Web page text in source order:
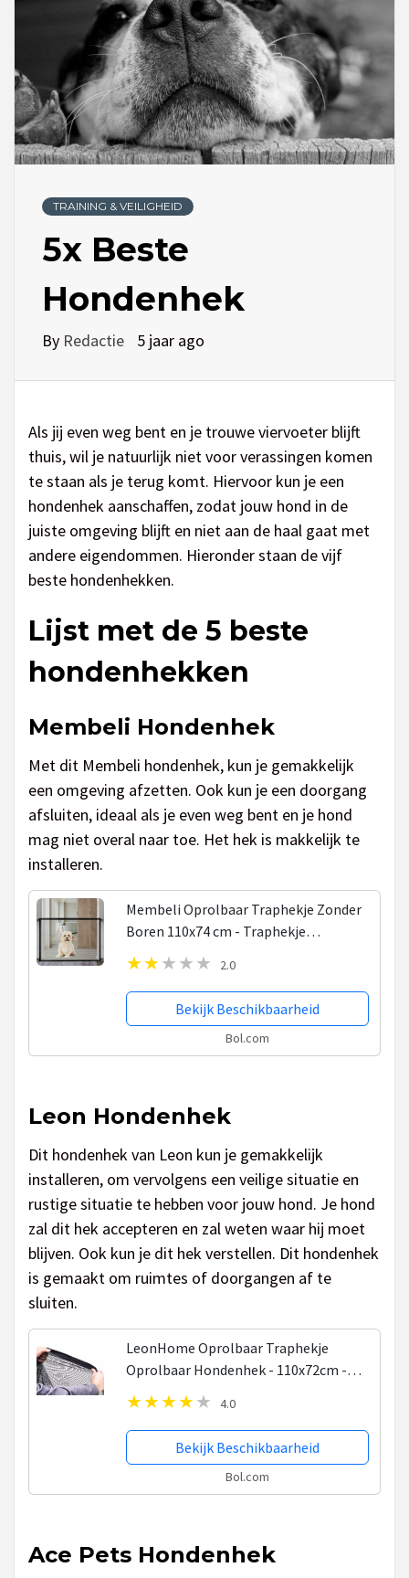
TRAINING & VEILIGHEID
5x Beste
Hondenhek
By Redactie 5 jaar ago
Als jij even weg bent en je trouwe viervoeter blijft
thuis, wil je natuurlijk niet voor verassingen komen
te staan als je terug komt. Hiervoor kun je een
hondenhek aanschaffen, zodat jouw hond in de
juiste omgeving blijft en niet aan de haal gaat met
andere eigendommen. Hieronder staan de vijf
beste hondenhekken.
Lijst met de 5 beste
hondenhekken
Membeli Hondenhek
Met dit Membeli hondenhek, kun je gemakkelijk
een omgeving afzetten. Ook kun je een doorgang
afsluiten, ideaal als je even weg bent en je hond
mag niet overal naar toe. Het hek is makkelijk te
installeren.
Membeli Oprolbaar Traphekje Zonder
Boren 110x74 cm - Traphekje
Klembevestiging Hond - Traphekje
Opvouwbaar - Zwart
2.0
Bekijk Beschikbaarheid
Bol.com
Leon Hondenhek
Dit hondenhek van Leon kun je gemakkelijk
installeren, om vervolgens een veilige situatie en
rustige situatie te hebben voor jouw hond. Je hond
zal dit hek accepteren en zal weten waar hij moet
blijven. Ook kun je dit hek verstellen. Dit hondenhek
is gemaakt om ruimtes of doorgangen af te
sluiten.
LeonHome Oprolbaar Traphekje
Oprolbaar Hondenhek - 110x72cm -
Hondehekje zonder boren -
Klembevestiging Hond -
Veiligheidhekje en Hangbevestiging
Baby,...
4.0
Bekijk Beschikbaarheid
Bol.com
Ace Pets Hondenhek